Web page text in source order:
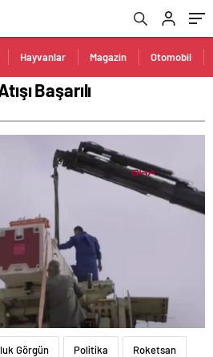
Hayvanlar Magazin Otomobil
Başarılı
Görgün Politika Roketsan